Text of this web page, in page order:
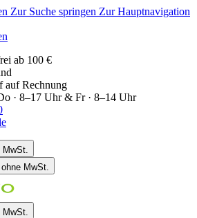
Zur Suche springen Zur Hauptnavigation
ab 100 €
auf Rechnung
· 8–17 Uhr & Fr · 8–14 Uhr
MwSt.
ohne MwSt.
MwSt.